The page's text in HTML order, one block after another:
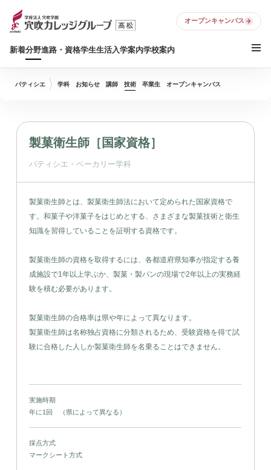
新着分野進路・資格学生生活入学案内学校案内
オープンキャンパス
パティシエ 学科 お知らせ 講師 技術 卒業生 オープンキャンパス
製菓衛生師［国家資格］
パティシエ・ベーカリー学科
製菓衛生師とは、製菓衛生師法において定められた国家資格で
す。和菓子や洋菓子をはじめとする、さまざまな製菓技術と衛生
知識を習得していることを証明する資格です。
製菓衛生師の資格を取得するには、各都道府県知事が指定する養
成施設で1年以上学ぶか、製菓・製パンの現場で2年以上の実務経
験を積む必要があります。
製菓衛生師の合格率は県や年によって異なります。
製菓衛生師は名称独占資格に分類されるため、受験資格を得て試
験に合格した人しか製菓衛生師を名乗ることはできません。
実施時期
年に1回 （県によって異なる）
採点方式
マークシート方式